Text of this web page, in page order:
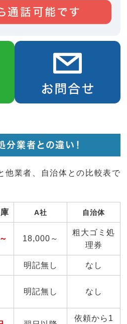
分業者との違い！
他業者、自治体との比較表で
A社 自治体
18,000～
粗大ゴミ処
理券
明記無し なし
明記無し なし
依頼から1